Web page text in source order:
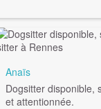
Anaïs
Dogsitter disponible,
et attentionnée.